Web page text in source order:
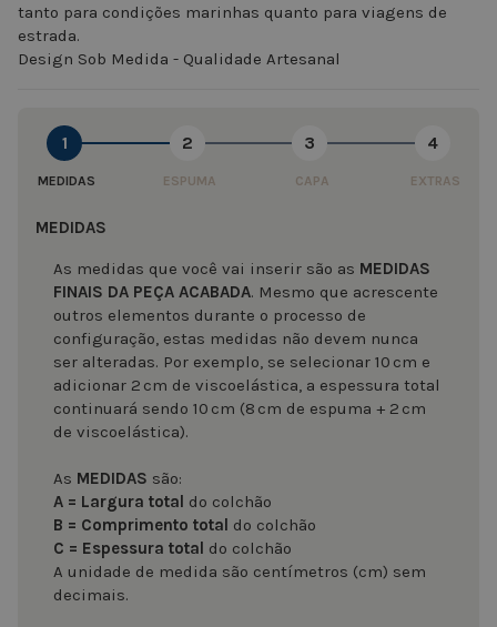
tanto para condições marinhas quanto para viagens de
estrada.
Design Sob Medida - Qualidade Artesanal
1
MEDIDAS
2
ESPUMA
3
CAPA
4
EXTRAS
MEDIDAS
As medidas que você vai inserir são as MEDIDAS
FINAIS DA PEÇA ACABADA. Mesmo que acrescente
outros elementos durante o processo de
configuração, estas medidas não devem nunca
ser alteradas. Por exemplo, se selecionar 10 cm e
adicionar 2 cm de viscoelástica, a espessura total
continuará sendo 10 cm (8 cm de espuma + 2 cm
de viscoelástica).
As MEDIDAS são:
A = Largura total do colchão
B = Comprimento total do colchão
C = Espessura total do colchão
A unidade de medida são centímetros (cm) sem
decimais.